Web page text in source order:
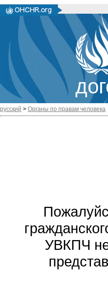
русский > Органы по правам человека
УВКПЧ не